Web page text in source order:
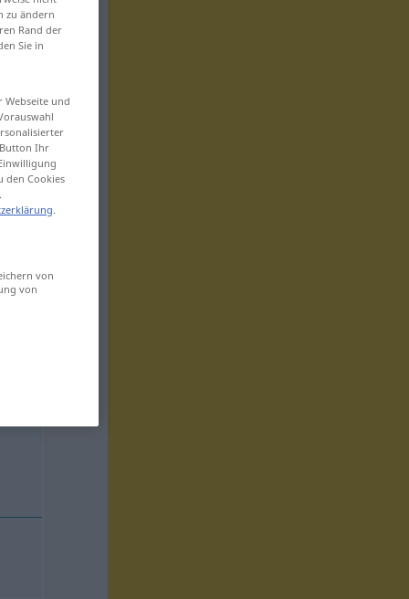
zu ändern
Rand der
Sie in
und
Ihr
den Cookies
.
von
von